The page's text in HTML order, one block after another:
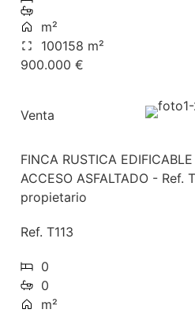
m²
100158 m²
900.000 €
Venta
FINCA RUSTICA
ACCESO ASFALTADO - Ref.
propietario
Ref. T113
0
0
m²